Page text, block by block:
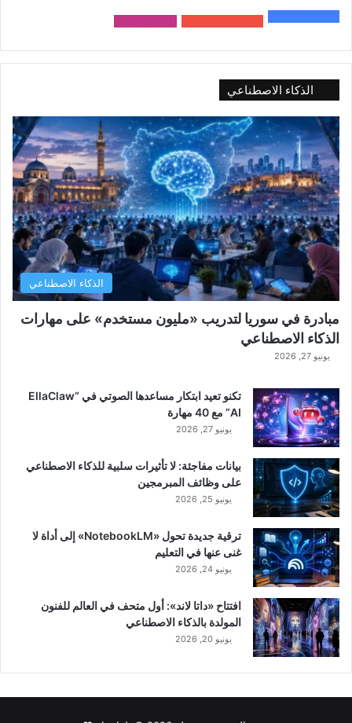
الذكاء الاصطناعي
الذكاء الاصطناعي
مبادرة في سوريا لتدريب «مليون مستخدم» على مهارات
الذكاء الاصطناعي
يونيو 27, 2026
تكنو تعيد ابتكار مساعدها الصوتي في “EllaClaw
AI” مع 40 مهارة
يونيو 27, 2026
بيانات مفاجئة: لا تأثيرات سلبية للذكاء الاصطناعي
على وظائف المبرمجين
يونيو 25, 2026
ترقية جديدة تحول «NotebookLM» إلى أداة لا
غنى عنها في التعليم
يونيو 24, 2026
افتتاح «داتا لاند»: أول متحف في العالم للفنون
المولدة بالذكاء الاصطناعي
يونيو 20, 2026